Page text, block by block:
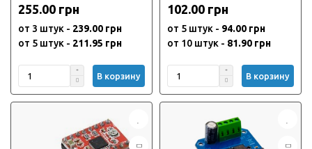
255.00 грн
от 3 штук - 239.00 грн
от 5 штук - 211.95 грн
В корзину
102.00 грн
от 5 штук - 94.00 грн
от 10 штук - 81.90 грн
В корзину